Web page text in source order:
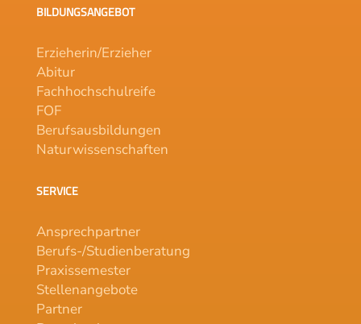
BILDUNGSANGEBOT
Erzieherin/Erzieher
Abitur
Fachhochschulreife
FOF
Berufsausbildungen
Naturwissenschaften
SERVICE
Ansprechpartner
Berufs-/Studienberatung
Praxissemester
Stellenangebote
Partner